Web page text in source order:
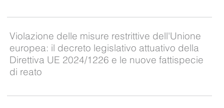
Violazione delle misure restrittive dell'Unione
europea: il decreto legislativo attuativo della
Direttiva UE 2024/1226 e le nuove fattispecie
di reato